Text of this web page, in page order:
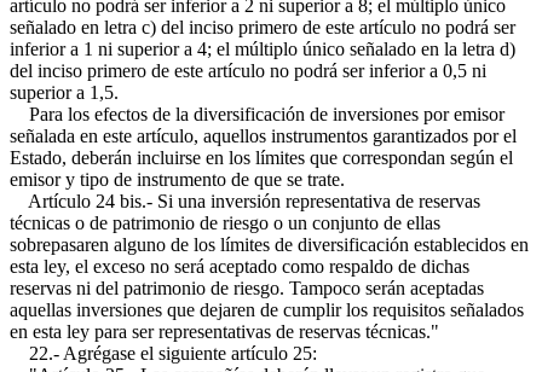
artículo no podrá ser inferior a 2 ni superior a 8; el múltiplo único
señalado en letra c) del inciso primero de este artículo no podrá ser
inferior a 1 ni superior a 4; el múltiplo único señalado en la letra d)
del inciso primero de este artículo no podrá ser inferior a 0,5 ni
superior a 1,5.
Para los efectos de la diversificación de inversiones por emisor
señalada en este artículo, aquellos instrumentos garantizados por el
Estado, deberán incluirse en los límites que correspondan según el
emisor y tipo de instrumento de que se trate.
Artículo 24 bis.- Si una inversión representativa de reservas
técnicas o de patrimonio de riesgo o un conjunto de ellas
sobrepasaren alguno de los límites de diversificación establecidos en
esta ley, el exceso no será aceptado como respaldo de dichas
reservas ni del patrimonio de riesgo. Tampoco serán aceptadas
aquellas inversiones que dejaren de cumplir los requisitos señalados
en esta ley para ser representativas de reservas técnicas."
22.- Agrégase el siguiente artículo 25: